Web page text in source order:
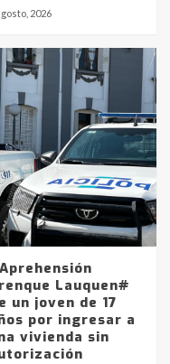
2026
Lauquen#
un joven de 17
por ingresar a
vivienda sin
5: falleció un
combustibles en
hasta Axion
de Bahía
Agosto vendrá
en gran parte